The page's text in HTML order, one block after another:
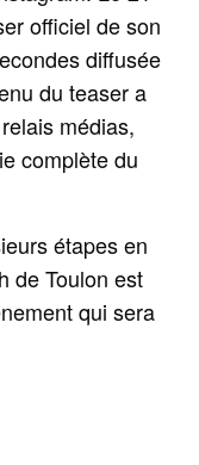
officiel de son
diffusée
du teaser a
médias,
complète du
étapes en
de Toulon est
qui sera